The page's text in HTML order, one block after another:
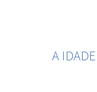
A